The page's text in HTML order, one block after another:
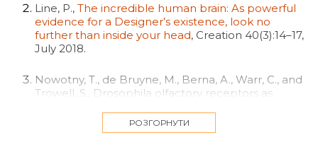
Line, P., The incredible human brain: As powerful
evidence for a Designer’s existence, look no
further than inside your head, Creation 40(3):14–17,
July 2018.
Nowotny, T., de Bruyne, M., Berna, A., Warr, C., and
Trowell, S., Drosophila olfactory receptors as
applications, Bioinspiration and Biomimetics
9:046007, 2014; doi:10.1088/1748-3182/9/4/046007.
РОЗГОРНУТИ